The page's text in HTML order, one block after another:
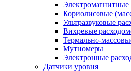
Электромагнитные
Кориолисовые
Ультразвуковые
Вихревые
Термально-
Мутномеры
Электронные
Датчики уровня